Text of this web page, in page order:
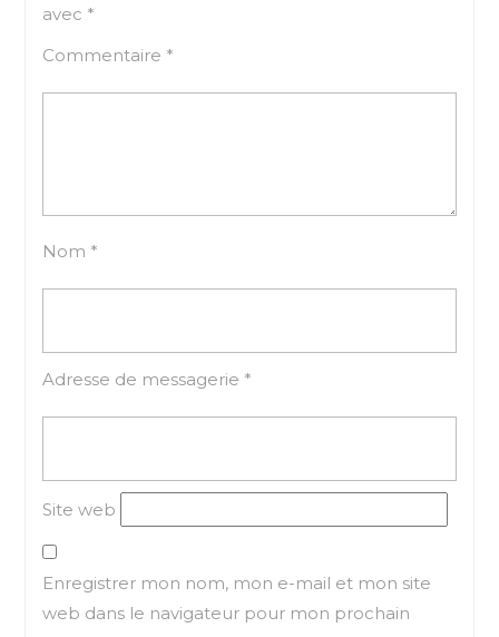
avec *
Commentaire *
Nom *
Adresse de messagerie *
Site web
Enregistrer mon nom, mon e-mail et mon site
web dans le navigateur pour mon prochain